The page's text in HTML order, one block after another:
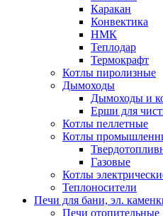
Каракан
Конвектика
НМК
Теплодар
Термокрафт
Котлы пиролизные
Дымоходы
Дымоходы и
Ерши для
Котлы пеллетные
Котлы
Газовые
Котлы
Теплоносители
Печи для бани, эл.
Печи отопительные